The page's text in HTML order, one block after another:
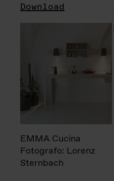
Download
EMMA Cucina
Fotografo: Lorenz
Sternbach